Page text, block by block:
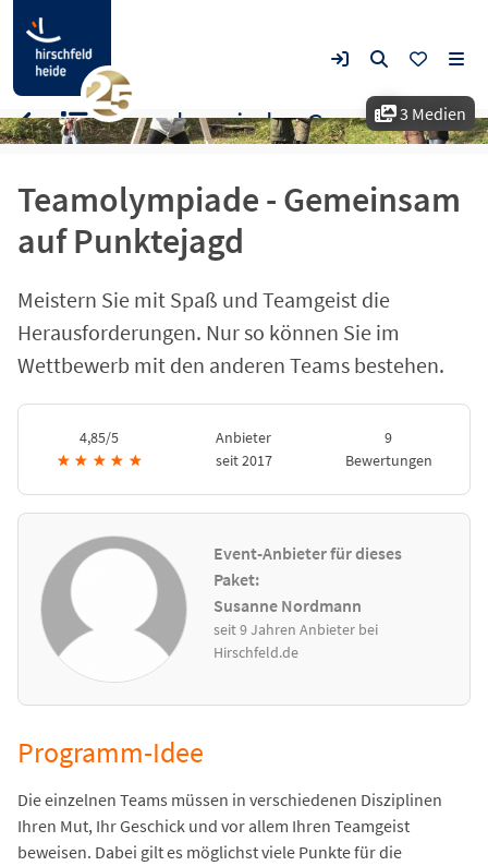
3 Medien
Teamolympiade - Gemeinsam
auf Punktejagd
Meistern Sie mit Spaß und Teamgeist die
Herausforderungen. Nur so können Sie im
Wettbewerb mit den anderen Teams bestehen.
4,85/5
★ ★ ★ ★ ★
Anbieter
seit 2017
9
Bewertungen
Event-Anbieter für dieses
Paket:
Susanne Nordmann
seit 9 Jahren Anbieter bei
Hirschfeld.de
Teamolympiade - Gemeinsam auf Punktejagd
Programm-Idee
Die einzelnen Teams müssen in verschiedenen Disziplinen
Ihren Mut, Ihr Geschick und vor allem Ihren Teamgeist
beweisen. Dabei gilt es möglichst viele Punkte für die